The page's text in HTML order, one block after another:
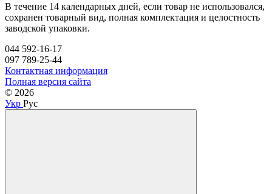
В течение 14 календарных дней, если товар не использовался,
сохранен товарный вид, полная комплектация и целостность
заводской упаковки.
044 592-16-17
097 789-25-44
Контактная информация
Полная версия сайта
© 2026
Укр Рус